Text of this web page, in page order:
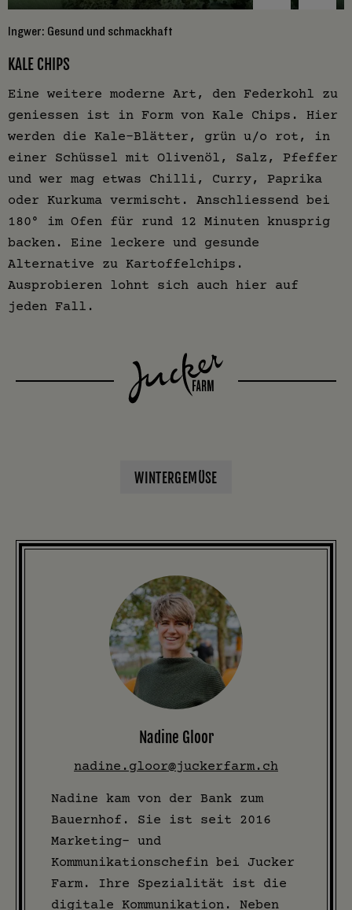
Ingwer: Gesund und schmackhaft
KALE CHIPS
Eine weitere moderne Art, den Federkohl zu
geniessen ist in Form von Kale Chips. Hier
werden die Kale-Blätter, grün u/o rot, in
einer Schüssel mit Olivenöl, Salz, Pfeffer
und wer mag etwas Chilli, Curry, Paprika
oder Kurkuma vermischt. Anschliessend bei
180° im Ofen für rund 12 Minuten knusprig
backen. Eine leckere und gesunde
Alternative zu Kartoffelchips.
Ausprobieren lohnt sich auch hier auf
jeden Fall.
WINTERGEMÜSE
Nadine Gloor
nadine.gloor@juckerfarm.ch
Nadine kam von der Bank zum
Bauernhof. Sie ist seit 2016
Marketing- und
Kommunikationschefin bei Jucker
Farm. Ihre Spezialität ist die
digitale Kommunikation. Neben